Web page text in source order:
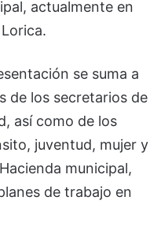
actualmente en
se suma a
de los secretarios de
así como de los
juventud, mujer y
municipal,
de trabajo en